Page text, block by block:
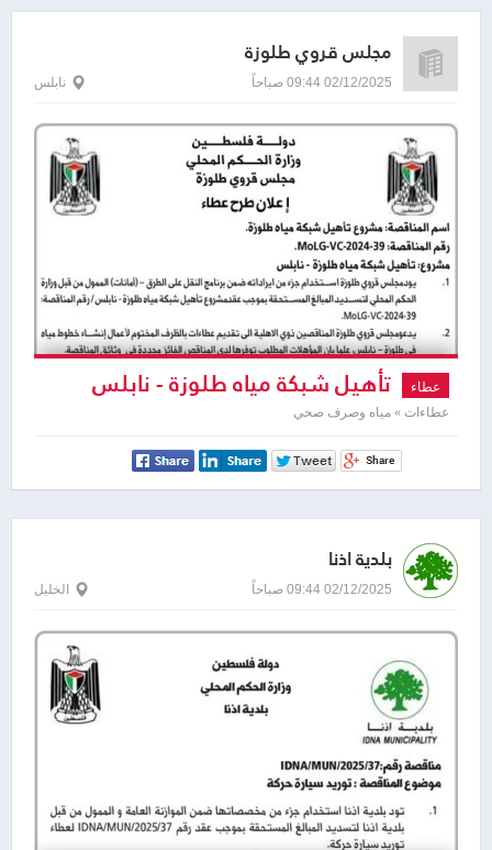
مجلس قروي طلوزة
02/12/2025 09:44 صباحاً نابلس
عطاء تأهيل شبكة مياه طلوزة - نابلس
عطاءات » مياه وصرف صحي
بلدية اذنا
02/12/2025 09:44 صباحاً الخليل